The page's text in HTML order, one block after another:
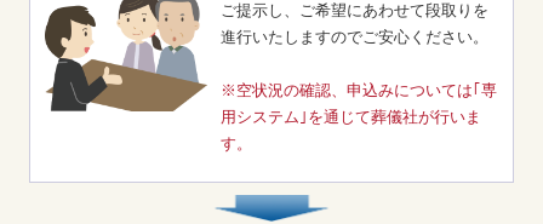
ご提示し、ご希望にあわせて段取りを
進行いたしますのでご安心ください。
※空状況の確認、申込みについては｢専
用システム｣を通じて葬儀社が行いま
す。